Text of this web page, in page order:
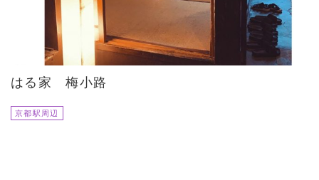
はる家 梅小路
京都駅周辺